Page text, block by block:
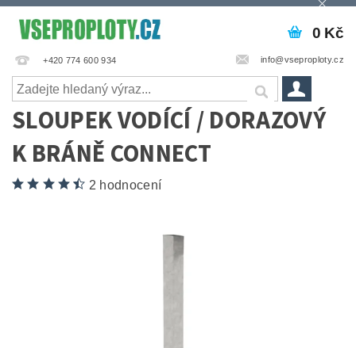
+420 774 600 934 info@vseproploty.cz
0 Kč
SLOUPEK VODÍCÍ / DORAZOVÝ
K BRÁNĚ CONNECT
2 hodnocení